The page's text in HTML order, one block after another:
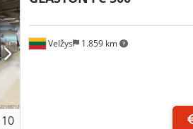
ασφαλούς διακοπής λειτουργίας:
kg Μέγιστη επιτρεπόμενη ταχύτητα
Πλάτος x Ύψος x Βάθος ή Ø x
Hu(n): 10,6 kWh/m³(n) Πίεση
+5 έως +25 °C. 7.4.2 Αέρας
100 mbar Μέγιστη παροχή όγκου:
ρεύματος Τάση: 400 V Συχνότητα
10
Velžys 1.859 km